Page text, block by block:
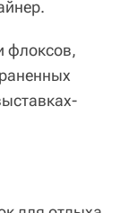
флоксов,